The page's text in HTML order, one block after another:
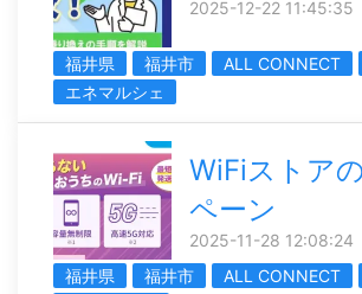
2025-12-22 11:45:35
福井県 福井市 ALL CONNECT
エネマルシェ
WiFiストア
ペーン
2025-11-28 12:08:24
福井県
福井市 ALL CONNECT